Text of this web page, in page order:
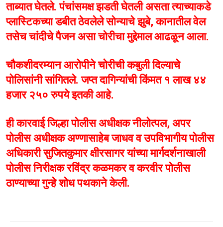
ताब्यात घेतले. पंचांसमक्ष झडती घेतली असता त्याच्याकडे
प्लास्टिकच्या डबीत ठेवलेले सोन्याचे झुबे, कानातील वेल
तसेच चांदीचे पैजन असा चोरीचा मुद्देमाल आढळून आला.
चौकशीदरम्यान आरोपीने चोरीची कबुली दिल्याचे
पोलिसांनी सांगितले. जप्त दागिन्यांची किंमत १ लाख ४४
हजार २५० रुपये इतकी आहे.
ही कारवाई जिल्हा पोलीस अधीक्षक नीलोत्पल, अपर
पोलीस अधीक्षक अण्णासाहेब जाधव व उपविभागीय पोलीस
अधिकारी सुजितकुमार क्षीरसागर यांच्या मार्गदर्शनाखाली
पोलीस निरीक्षक रविंद्र कळमकर व करवीर पोलीस
ठाण्याच्या गुन्हे शोध पथकाने केली.